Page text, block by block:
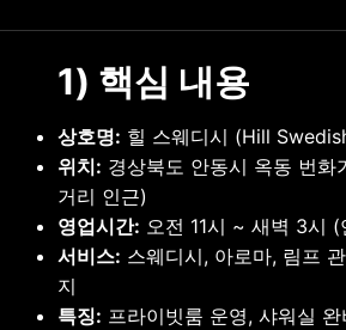
1) 핵심 내용
상호명: 힐 스웨디시 (Hill
위치: 경상북도 안동시 옥동 번화
거리 인근)
영업시간: 오전 11시 ~ 새벽 3시 (
서비스: 스웨디시, 아로마, 림프
지
특징: 프라이빗룸 운영, 샤워실